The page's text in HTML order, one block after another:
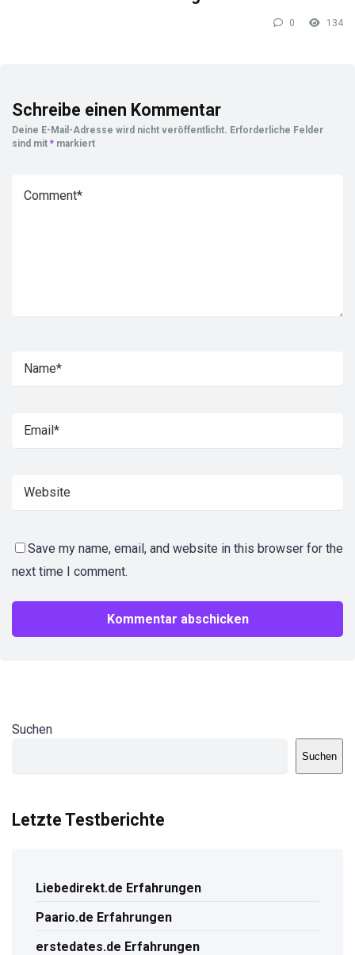
0 134
Schreibe einen Kommentar
Deine E-Mail-Adresse wird nicht veröffentlicht. Erforderliche Felder
sind mit * markiert
Save my name, email, and website in this browser for the
next time I comment.
Suchen
Suchen
Letzte Testberichte
Liebedirekt.de Erfahrungen
Paario.de Erfahrungen
erstedates.de Erfahrungen